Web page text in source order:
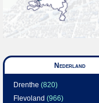
Nederland
Drenthe (820)
Flevoland (966)